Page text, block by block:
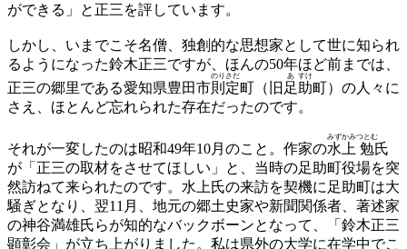
ができる」と正三を評しています。
しかし、いまでこそ名僧、独創的な思想家として世に知られ
るようになった鈴木正三ですが、ほんの50年ほど前までは、
正三の郷里である愛知県豊田市則定
のりさだ
町（旧 足
あ
助
すけ
町）の人々に
さえ、ほとんど忘れられた存在だったのです。
それが一変したのは昭和49年10月のこと。作家の水
みず
上
かみ
勉
つとむ
氏
が「正三の取材をさせてほしい」と、当時の足助町役場を突
然訪ねて来られたのです。水上氏の来訪を契機に足助町は大
騒ぎとなり、翌11月、地元の郷土史家や新聞関係者、著述家
の神谷満雄氏らが知的なバックボーンとなって、「鈴木正三
顕彰会」が立ち上がりました。私は県外の大学に在学中でこ